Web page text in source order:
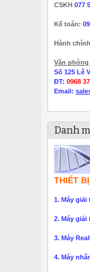
CSKH 077
Kế toán:
Hành
Văn phòng
Số 125 Lê
ĐT: 0968
Email:
Danh
THIẾT
1. Máy giải
2. Máy
3. Máy
4. Máy